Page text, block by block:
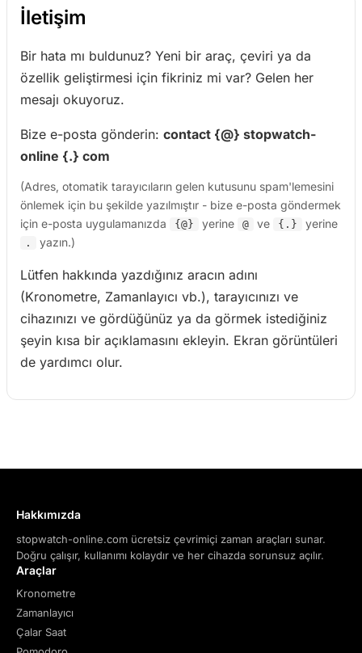
İletişim
Bir hata mı buldunuz? Yeni bir araç, çeviri ya da
özellik geliştirmesi için fikriniz mi var? Gelen her
mesajı okuyoruz.
Bize e-posta gönderin: contact {@} stopwatch-
online {.} com
(Adres, otomatik tarayıcıların gelen kutusunu spam'lemesini
önlemek için bu şekilde yazılmıştır - bize e-posta göndermek
için e-posta uygulamanızda
{@} yerine @ ve {.} yerine
. yazın.)
Lütfen hakkında yazdığınız aracın adını
(Kronometre, Zamanlayıcı vb.), tarayıcınızı ve
cihazınızı ve gördüğünüz ya da görmek istediğiniz
şeyin kısa bir açıklamasını ekleyin. Ekran görüntüleri
de yardımcı olur.
Hakkımızda
stopwatch-online.com ücretsiz çevrimiçi zaman araçları sunar.
Doğru çalışır, kullanımı kolaydır ve her cihazda sorunsuz açılır.
Araçlar
Kronometre
Zamanlayıcı
Çalar Saat